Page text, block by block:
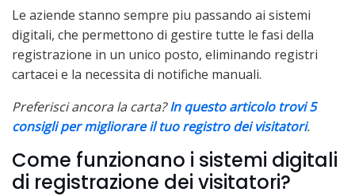
Le aziende stanno sempre piu passando ai sistemi
digitali, che permettono di gestire tutte le fasi della
registrazione in un unico posto, eliminando registri
cartacei e la necessita di notifiche manuali.
Preferisci ancora la carta?In questo articolo trovi 5
consigli per migliorare il tuo registro dei visitatori.
Come funzionano i sistemi digitali
di registrazione dei visitatori?